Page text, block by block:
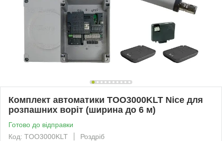
Комплект автоматики TOO3000KLT Nice для
розпашних воріт (ширина до 6 м)
Готово до відправки
Код: TOO3000KLT
Роздріб